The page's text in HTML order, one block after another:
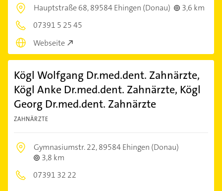
Hauptstraße 68,89584 Ehingen (Donau)
3,6 km
07391 5 25 45
Webseite
Kögl Wolfgang Dr.med.dent. Zahnärzte,
Kögl Anke Dr.med.dent. Zahnärzte, Kögl
Georg Dr.med.dent. Zahnärzte
ZAHNÄRZTE
Gymnasiumstr. 22,89584 Ehingen (Donau)
3,8 km
07391 32 22